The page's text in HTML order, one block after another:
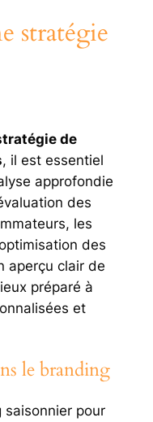
stratégie
de
, il est essentiel
approfondie
des
les
des
aperçu clair de
préparé à
et
le branding
pour